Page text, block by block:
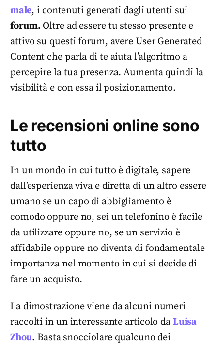
male, i contenuti generati dagli utenti sui
forum. Oltre ad essere tu stesso presente e
attivo su questi forum, avere User Generated
Content che parla di te aiuta l’algoritmo a
percepire la tua presenza. Aumenta quindi la
visibilità e con essa il posizionamento.
Le recensioni online sono
tutto
In un mondo in cui tutto è digitale, sapere
dall’esperienza viva e diretta di un altro essere
umano se un capo di abbigliamento è
comodo oppure no, sei un telefonino è facile
da utilizzare oppure no, se un servizio è
affidabile oppure no diventa di fondamentale
importanza nel momento in cui si decide di
fare un acquisto.
La dimostrazione viene da alcuni numeri
raccolti in un interessante articolo da Luisa
Zhou. Basta snocciolare qualcuno dei